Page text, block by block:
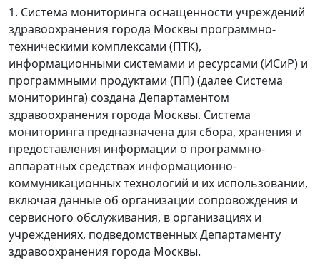
1. Система мониторинга оснащенности учреждений
здравоохранения города Москвы программно-
техническими комплексами (ПТК),
информационными системами и ресурсами (ИСиР) и
программными продуктами (ПП) (далее Система
мониторинга) создана Департаментом
здравоохранения города Москвы. Система
мониторинга предназначена для сбора, хранения и
предоставления информации о программно-
аппаратных средствах информационно-
коммуникационных технологий и их использовании,
включая данные об организации сопровождения и
сервисного обслуживания, в организациях и
учреждениях, подведомственных Департаменту
здравоохранения города Москвы.